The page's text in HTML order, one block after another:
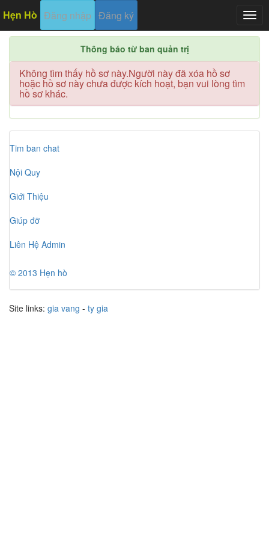
Hẹn Hò Đăng nhập Đăng ký
Thông báo từ ban quản trị
Không tìm thấy hồ sơ này.Người này đã xóa hồ sơ
hoặc hồ sơ này chưa được kích hoạt, bạn vui lòng tìm
hồ sơ khác.
Tim ban chat
Nội Quy
Giới Thiệu
Giúp đỡ
Liên Hệ Admin
© 2013 Hẹn hò
Site links: gia vang - ty gia